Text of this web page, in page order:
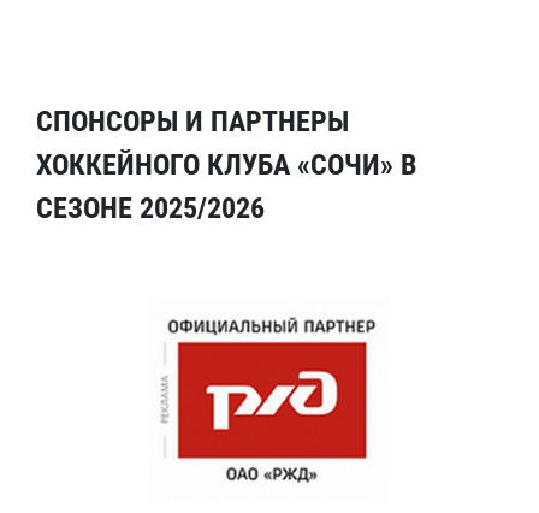
СПОНСОРЫ И ПАРТНЕРЫ
ХОККЕЙНОГО КЛУБА «СОЧИ» В
СЕЗОНЕ 2025/2026